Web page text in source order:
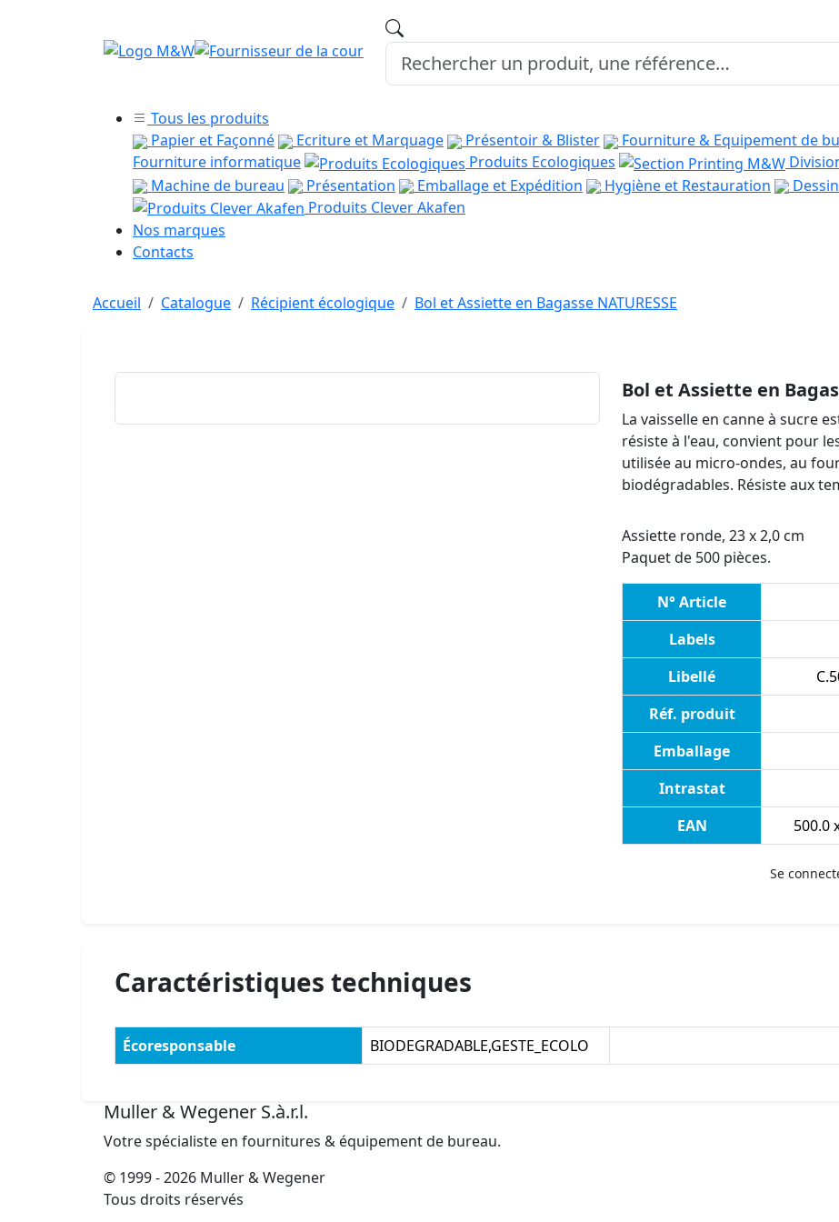
Tous les produits
Papier et Façonné
Ecriture et Marquage Présentoir & Blister Fourniture & Equipement de
Fourniture informatique
Produits Ecologiques
Machine de bureau
Présentation Emballage et Expédition Hygiène et Restauration
Produits Clever Akafen
Nos marques
Contacts
Accueil Catalogue Récipient écologique Bol et Assiette en Bagasse NATURESSE
Bol et Assiette en
La vaisselle en canne à sucre
résiste à l'eau, convient pour
utilisée au micro-ondes, au
biodégradables. Résiste aux
Assiette ronde, 23 x 2,0 cm
Paquet de 500 pièces.
N° Article
Labels
Libellé
Réf. produit
Emballage
Intrastat
EAN
500.0
Se
Caractéristiques techniques
Écoresponsable BIODEGRADABLE,GESTE_ECOLO
Muller & Wegener S.à.r.l.
Votre spécialiste en fournitures & équipement de bureau.
© 1999 - 2026 Muller & Wegener
Tous droits réservés